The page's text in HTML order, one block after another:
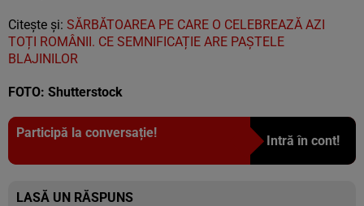
Citește și: SĂRBĂTOAREA PE CARE O CELEBREAZĂ AZI
TOȚI ROMÂNII. CE SEMNIFICAȚIE ARE PAȘTELE
BLAJINILOR
FOTO: Shutterstock
Participă la conversație!
Intră în cont!
LASĂ UN RĂSPUNS